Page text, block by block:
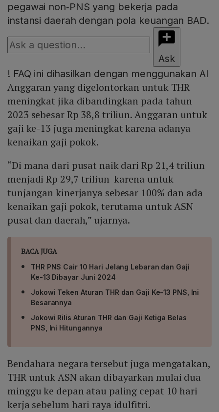
pegawai non‑PNS yang bekerja pada
instansi daerah dengan pola keuangan BAD.
Ask
! FAQ ini dihasilkan dengan menggunakan AI
Anggaran yang digelontorkan untuk THR
meningkat jika dibandingkan pada tahun
2023 sebesar Rp 38,8 triliun. Anggaran untuk
gaji ke-13 juga meningkat karena adanya
kenaikan gaji pokok.
“Di mana dari pusat naik dari Rp 21,4 triliun
menjadi Rp 29,7 triliun karena untuk
tunjangan kinerjanya sebesar 100% dan ada
kenaikan gaji pokok, terutama untuk ASN
pusat dan daerah,” ujarnya.
BACA JUGA
THR PNS Cair 10 Hari Jelang Lebaran dan Gaji
Ke-13 Dibayar Juni 2024
Jokowi Teken Aturan THR dan Gaji Ke-13 PNS, Ini
Besarannya
Jokowi Rilis Aturan THR dan Gaji Ketiga Belas
PNS, Ini Hitungannya
Bendahara negara tersebut juga mengatakan,
THR untuk ASN akan dibayarkan mulai dua
minggu ke depan atau paling cepat 10 hari
kerja sebelum hari raya idulfitri.